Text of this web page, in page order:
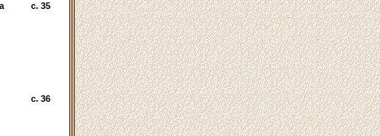
c. 35
c. 36